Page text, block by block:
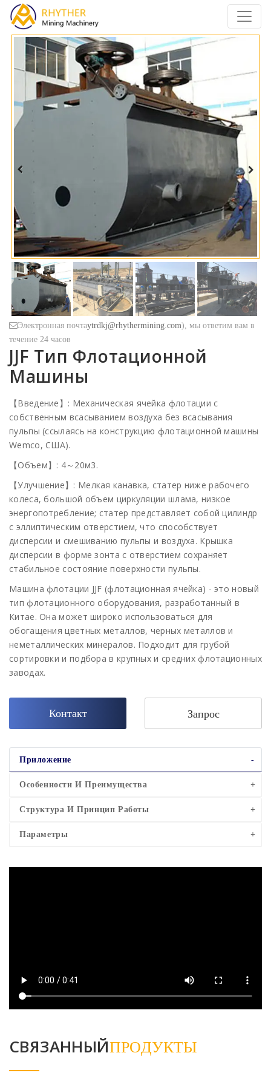
Электронная почтаytrdkj@rhythermining.com), мы ответим вам в
течение 24 часов
JJF Тип Флотационной
Машины
【Введение】: Механическая ячейка флотации с
собственным всасыванием воздуха без всасывания
пульпы (ссылаясь на конструкцию флотационной машины
Wemco, США).
【Объем】: 4～20м3.
【Улучшение】: Мелкая канавка, статер ниже рабочего
колеса, большой объем циркуляции шлама, низкое
энергопотребление; статер представляет собой цилиндр
с эллиптическим отверстием, что способствует
дисперсии и смешиванию пульпы и воздуха. Крышка
дисперсии в форме зонта с отверстием сохраняет
стабильное состояние поверхности пульпы.
Машина флотации JJF (флотационная ячейка) - это новый
тип флотационного оборудования, разработанный в
Китае. Она может широко использоваться для
обогащения цветных металлов, черных металлов и
неметаллических минералов. Подходит для грубой
сортировки и подбора в крупных и средних флотационных
заводах.
Контакт Запрос
Приложение
Особенности И Преимущества
Структура И Принцип Работы
Параметры
СВЯЗАННЫЙПРОДУКТЫ